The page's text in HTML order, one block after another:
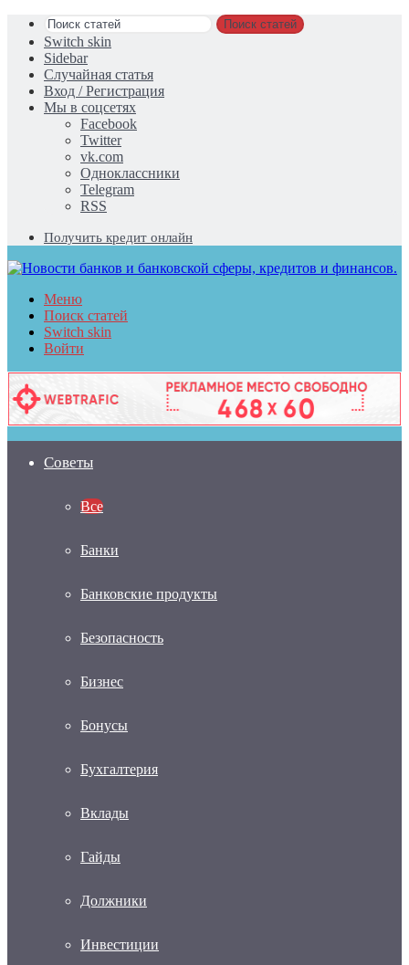
Поиск статей
Switch skin
Sidebar
Случайная статья
Вход / Регистрация
Мы в соцсетях
Facebook
Twitter
vk.com
Одноклассники
Telegram
RSS
Получить кредит онлайн
Меню
Поиск статей
Switch skin
Войти
Советы
Все
Банки
Банковские продукты
Безопасность
Бизнес
Бонусы
Бухгалтерия
Вклады
Гайды
Должники
Инвестиции